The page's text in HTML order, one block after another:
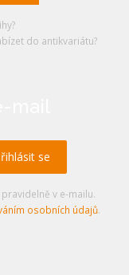
do antikvariátu?
v e-mailu.
osobních údajů.